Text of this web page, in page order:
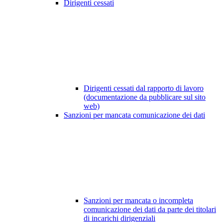
Dirigenti cessati
Dirigenti cessati dal rapporto di lavoro
(documentazione da pubblicare sul sito
web)
Sanzioni per mancata comunicazione dei dati
Sanzioni per mancata o incompleta
comunicazione dei dati da parte dei titolari
di incarichi dirigenziali